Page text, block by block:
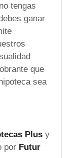
tengas
ganar
que
sea
Plusy
por Futur